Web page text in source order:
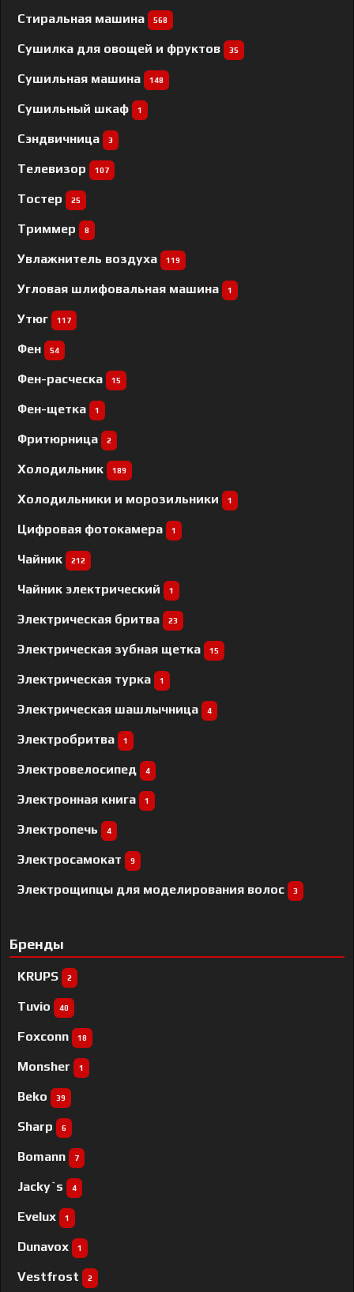
Стиральная машина 568
Сушилка для овощей и фруктов 35
Сушильная машина 148
Сушильный шкаф 1
Сэндвичница 3
Телевизор 107
Тостер 25
Триммер 8
Увлажнитель воздуха 119
Угловая шлифовальная машина 1
Утюг 117
Фен 54
Фен-расческа 15
Фен-щетка 1
Фритюрница 2
Холодильник 189
Холодильники и морозильники 1
Цифровая фотокамера 1
Чайник 212
Чайник электрический 1
Электрическая бритва 23
Электрическая зубная щетка 15
Электрическая турка 1
Электрическая шашлычница 4
Электробритва 1
Электровелосипед 4
Электронная книга 1
Электропечь 4
Электросамокат 9
Электрощипцы для моделирования волос 3
Бренды
KRUPS 2
Tuvio 40
Foxconn 18
Monsher 1
Beko 39
Sharp 6
Bomann 7
Jacky`s 4
Evelux 1
Dunavox 1
Vestfrost 2